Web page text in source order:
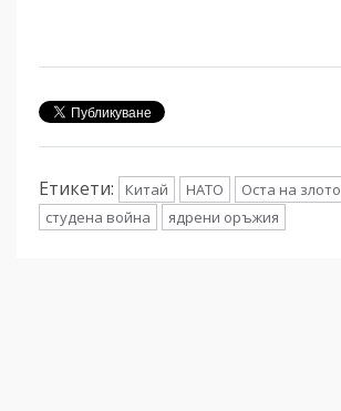
Етикети: Китай НАТО Оста на злото
студена война
ядрени оръжия